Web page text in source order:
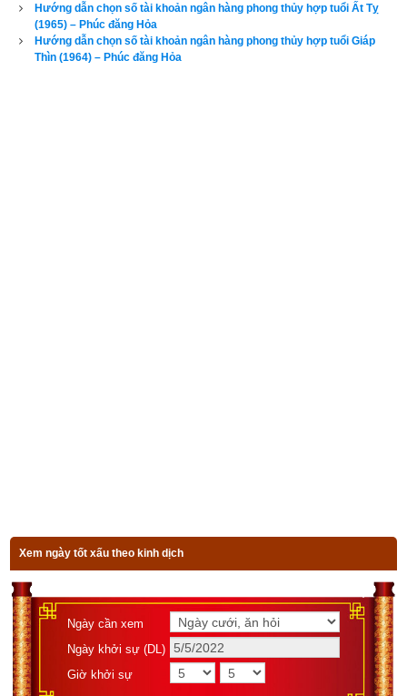
Tuổi Quý Sửu là Con nhà Thanh Ðế
ngũ hành niên mệnh (hay ngũ hành nạp âm) là Tang đố Mộc
Cây dâu tằm
). “Tang” là dâu tằm, còn “Mộc” là gỗ, là cây nên
Giờ sinh
Luận giải
Hướng dẫn chọn số tài khoản ngân hàng phong thủy hợp tuổi Ất Tỵ
(1965) – Phúc đăng Hỏa
Hướng dẫn chọn số tài khoản ngân hàng phong thủy hợp tuổi Giáp
Thìn (1964) – Phúc đăng Hỏa
Xem ngày tốt xấu theo kinh dịch
Ngày cần xem
Ngày khởi sự (DL)
Giờ khởi sự